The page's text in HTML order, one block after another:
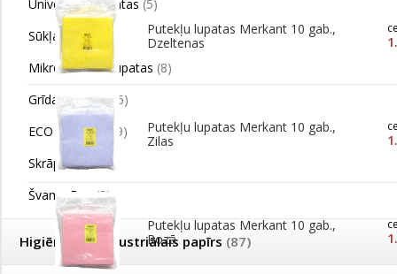
Universālās lupatas (5)
Sūkļa drāna
Mikrošķiedras lupatas (8)
Grīdas lupatas (6)
ECO lupatiņas (9)
Skrāpji, sūkļi(8)
Švammītes(8)
Higiēnas un industriālais papīrs (87)
Putekļu lupatas Merkant 10 gab.,
Dzeltenas
Putekļu lupatas Merkant 10 gab.,
Zilas
Putekļu lupatas Merkant 10 gab.,
Rozā